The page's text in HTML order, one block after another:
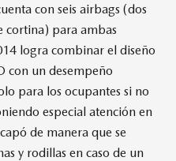
con seis airbags (dos
cortina) para ambas
logra combinar el diseño
con un desempeño
para los ocupantes si no
especial atención en
de manera que se
y rodillas en caso de un